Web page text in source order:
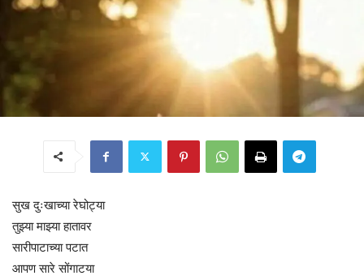
सुख दुःखाच्या रेघोट्या
तुझ्या माझ्या हातावर
सारीपाटाच्या पटात
आपण सारे सोंगाटया